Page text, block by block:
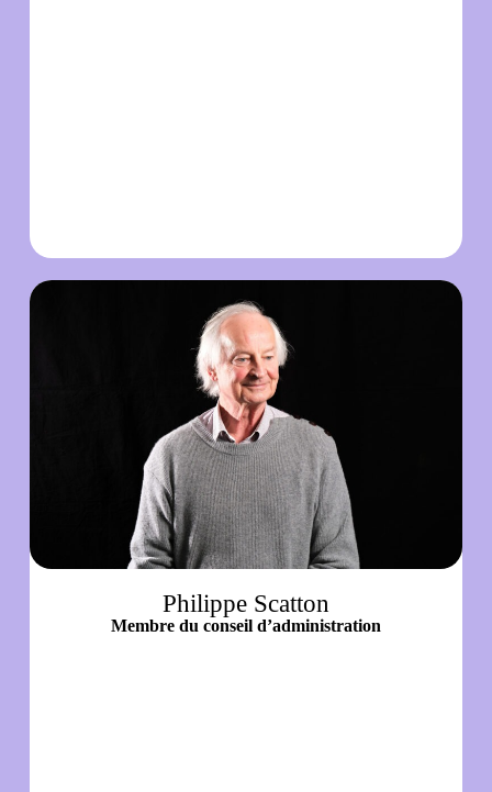
Philippe Scatton
Membre du conseil d’administration